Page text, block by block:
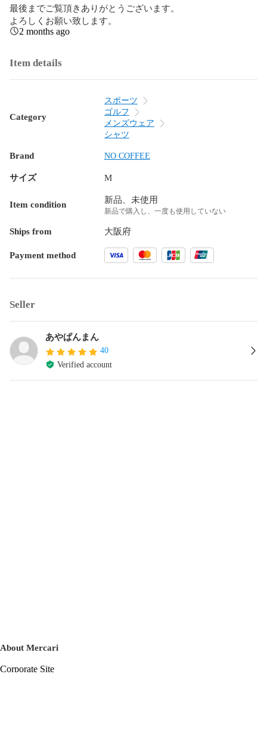
最後までご覧頂きありがとうございます。
よろしくお願い致します。
2 months ago
Item details
Category
スポーツ
ゴルフ
メンズウェア
シャツ
Brand NO COFFEE
サイズ M
Item condition 新品、未使用
新品で購入し、一度も使用していない
Ships from 大阪府
Payment method
Seller
あやぱんまん
40
Verified account
About Mercari
Corporate Site